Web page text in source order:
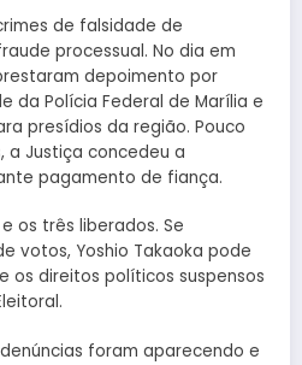
de falsidade de
processual. No dia em
depoimento por
da Polícia Federal de Marília e
presídios da região. Pouco
a Justiça concedeu a
pagamento de fiança.
os três liberados. Se
votos, Yoshio Takaoka pode
os direitos políticos suspensos
foram aparecendo e